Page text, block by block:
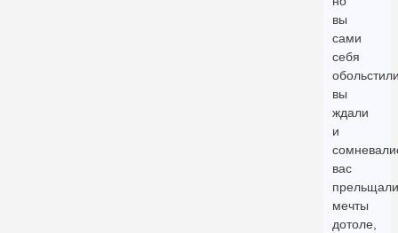
вы
сами
себя
вы
ждали
и
вас
прельщали
мечты
дотоле,